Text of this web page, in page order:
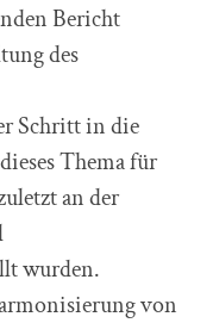
Bericht
des
Schritt in die
Thema für
an der
wurden.
von